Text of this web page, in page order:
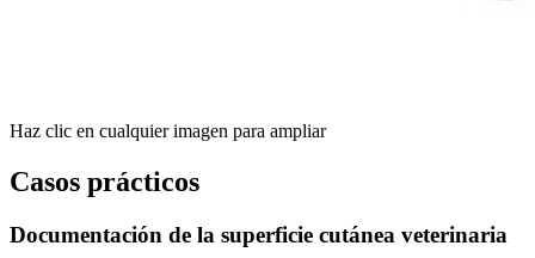
Haz clic en cualquier imagen para ampliar
Casos prácticos
Documentación de la superficie cutánea veterinaria